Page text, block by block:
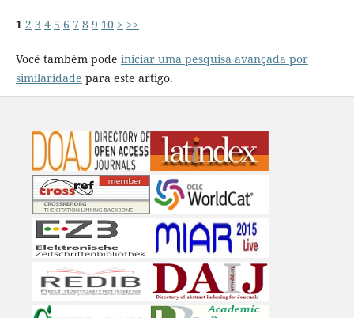
1 2 3 4 5 6 7 8 9 10 > >>
Você também pode iniciar uma pesquisa avançada por
similaridade para este artigo.